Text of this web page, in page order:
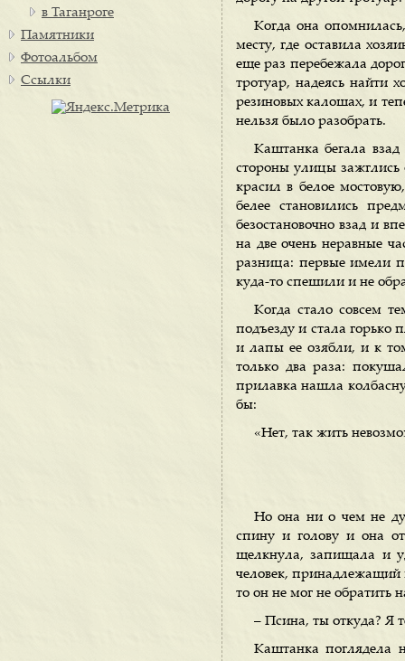
Когда она
месту, где оставила
еще раз перебежала
тротуар, надеясь найти
резиновых калошах, и
нельзя было разобрать.
Каштанка бегала
стороны улицы
красил в белое
белее становились
безостановочно взад и
на две очень неравные
разница: первые имели
куда-то спешили и не
Когда стало совсем
подъезду и стала горько
и лапы ее озябли, и к
только два раза:
прилавка нашла
бы:
«Нет, так жить
Но она ни о чем не
спину и голову и она
щелкнула, запищала и
человек, принадлежащий
то он не мог не обратить
– Псина, ты откуда? Я
Каштанка поглядела
в Таганроге
Памятники
Фотоальбом
Ссылки